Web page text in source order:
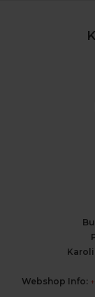
Webshop Info: